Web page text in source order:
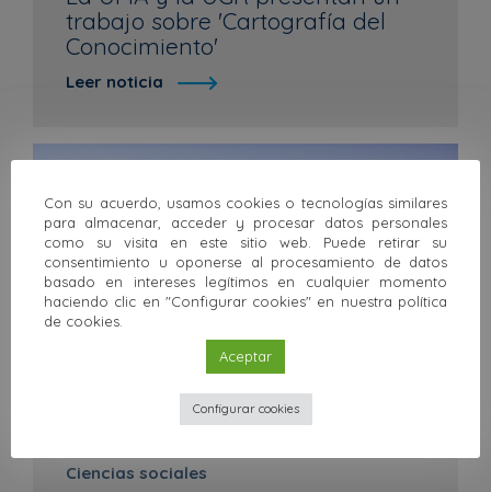
trabajo sobre 'Cartografía del
Conocimiento'
Leer noticia
Ciencias sociales
Con su acuerdo, usamos cookies o tecnologías similares
para almacenar, acceder y procesar datos personales
como su visita en este sitio web. Puede retirar su
consentimiento u oponerse al procesamiento de datos
basado en intereses legítimos en cualquier momento
haciendo clic en "Configurar cookies" en nuestra política
de cookies.
Aceptar
Configurar cookies